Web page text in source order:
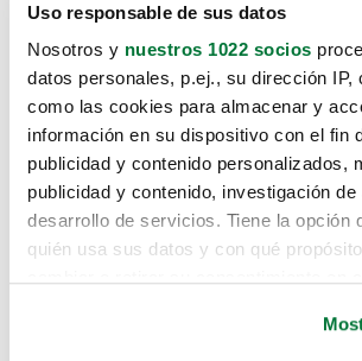
Uso responsable de sus datos
Nosotros y nuestros 1022 socios
datos personales, p.ej., su dirección IP,
como las cookies para almacenar y
información en su dispositivo con el fin
publicidad y contenido personalizados,
publicidad y contenido, investigación de
desarrollo de servicios. Tiene la opción
quién usa sus datos y con qué
Lo sentimos, no
te hemos traido hasta
Pero puedes encontrar el coche que
buscando en alguno de estos